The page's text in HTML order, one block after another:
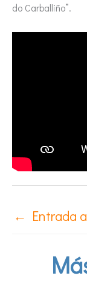
do Carballiño”.
← Entrada